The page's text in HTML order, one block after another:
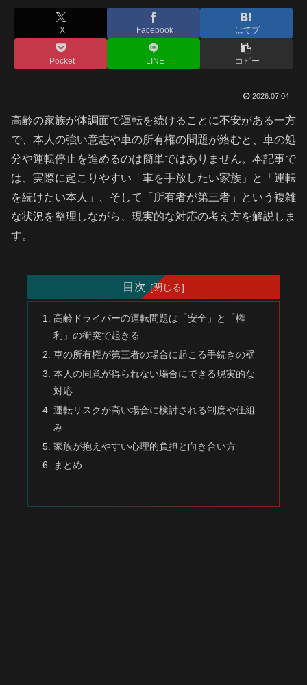
X Facebook はてブ
Pocket LINE コピー
2026.07.04
高齢の家族が体調面で運転を続けることに不安がある一方
で、本人の強い意志や車の所有権の問題が絡むと、車の処
分や運転停止を進めるのは簡単ではありません。本記事で
は、実際に起こりやすい「車を手放したい家族」と「運転
を続けたい本人」、そして「所有者が第三者」という複雑
な状況を整理しながら、現実的な対応の考え方を解説しま
す。
目次
高齢ドライバーの運転問題は「安全」と「権
利」の衝突で起きる
車の所有権が第三者の場合に起こる手続きの壁
本人の同意が得られない場合にできる現実的な
対応
運転リスクが高い場合に検討される制度や仕組
み
家族が抱えやすい心理的負担と向き合い方
まとめ